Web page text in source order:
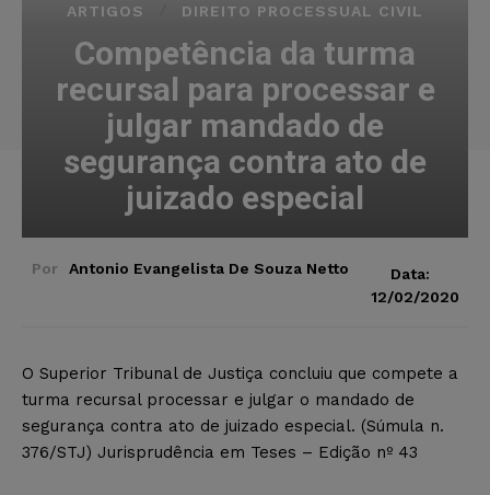
ARTIGOS DIREITO PROCESSUAL CIVIL
Competência da turma
recursal para processar e
julgar mandado de
segurança contra ato de
juizado especial
Por Antonio Evangelista De Souza Netto
Data:
12/02/2020
O Superior Tribunal de Justiça concluiu que compete a
turma recursal processar e julgar o mandado de
segurança contra ato de juizado especial. (Súmula n.
376/STJ) Jurisprudência em Teses – Edição nº 43